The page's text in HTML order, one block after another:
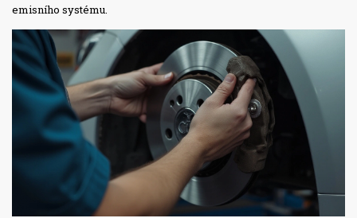
emisního systému.